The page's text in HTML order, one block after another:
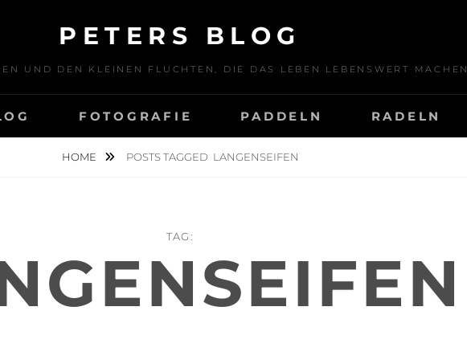
PETERS BLOG
UND DEN KLEINEN FLUCHTEN, DIE DAS LEBEN LEBENSWERT MACHEN
FOTOGRAFIE PADDELN RADELN
HOME POSTS TAGGED LANGENSEIFEN
TAG: